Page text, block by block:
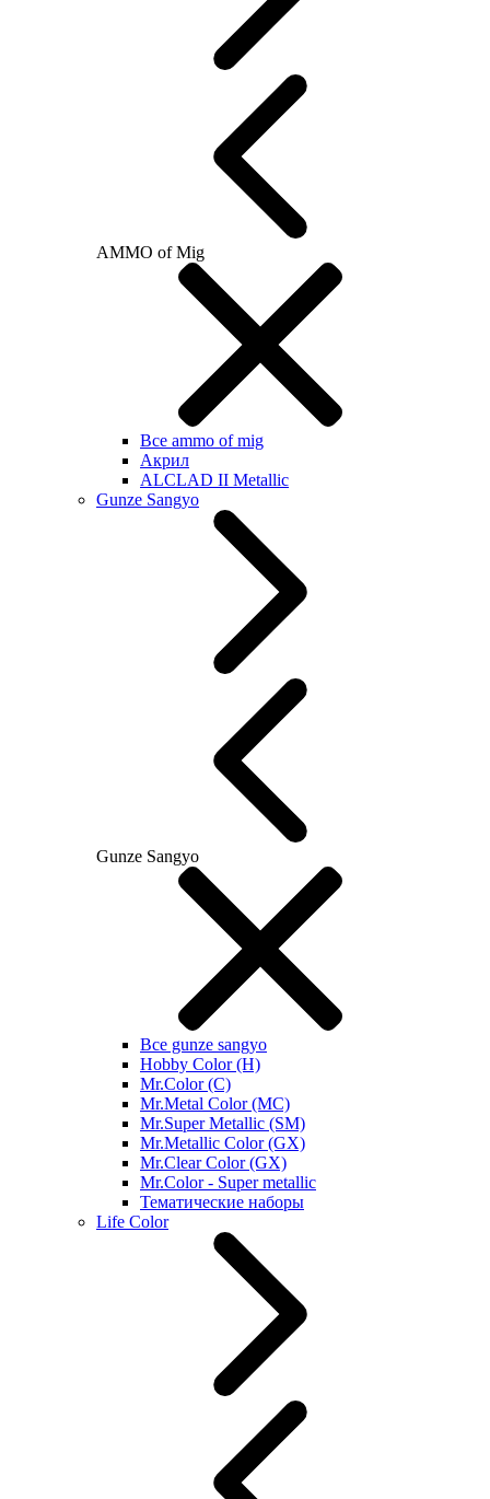
AMMO of Mig
Все ammo of mig
Акрил
ALCLAD II Metallic
Gunze Sangyo
Gunze Sangyo
Все gunze sangyo
Hobby Color (H)
Mr.Color (C)
Mr.Metal Color (MC)
Mr.Super Metallic (SM)
Mr.Metallic Color (GX)
Mr.Clear Color (GX)
Mr.Color - Super metallic
Тематические наборы
Life Color